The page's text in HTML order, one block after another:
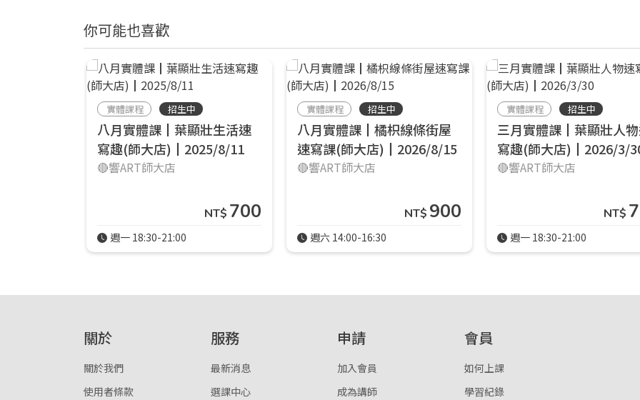
忘記密碼
按下註冊即代表你同意我們的 使用者條款與隱私權政策
你可能也喜歡
實體課程 招生中
八月實體課┃葉顯壯生活速
寫趣(師大店)┃2025/8/11
🔴響ART師大店
NT$ 700
週一 18:30-21:00
實體課程 招生中
八月實體課┃橘枳線條街屋
速寫課(師大店)┃2026/8/15
🔴響ART師大店
NT$ 900
週六 14:00-16:30
實體課程 招生中
三月實體課┃葉顯壯人
寫趣(師大店)┃2026/3/
🔴響ART師大店
NT$
週一 18:30-21:00
關於
關於我們
使用者條款
服務
最新消息
選課中心
申請
加入會員
成為講師
會員
如何上課
學習紀錄